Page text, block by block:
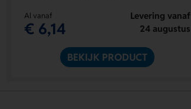
Al vanaf
€ 6,14
Levering vanaf
24 augustus
BEKIJK PRODUCT